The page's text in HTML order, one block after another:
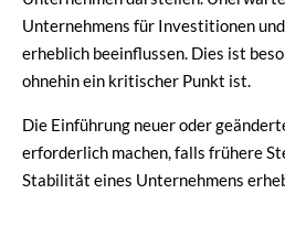
Unternehmens für Investitionen
erheblich beeinflussen. Dies ist
ohnehin ein kritischer Punkt ist.
Die Einführung neuer oder
erforderlich machen, falls frühere
Stabilität eines Unternehmens